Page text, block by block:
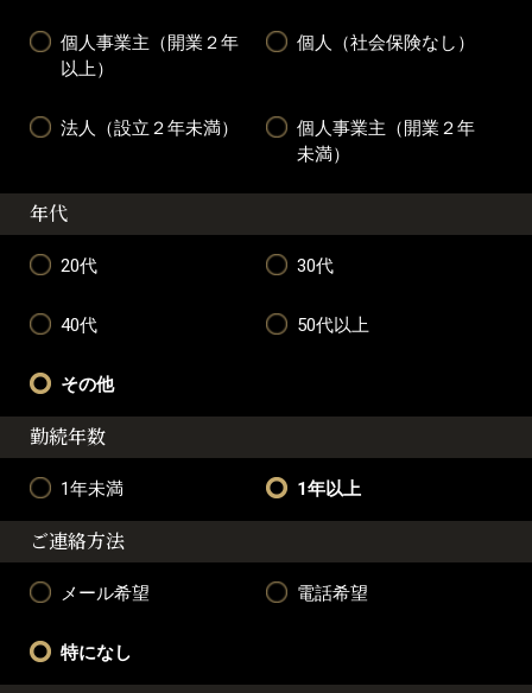
個人事業主（開業２年
以上）
個人（社会保険なし）
法人（設立２年未満）
個人事業主（開業２年
未満）
年代
20代 30代
40代 50代以上
その他
勤続年数
1年未満 1年以上
ご連絡方法
メール希望 電話希望
特になし